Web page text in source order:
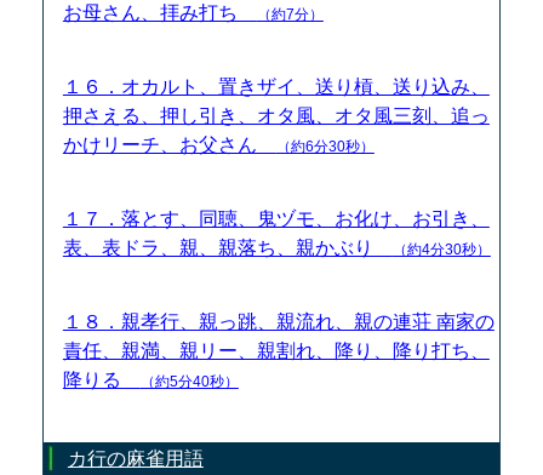
お母さん、拝み打ち
（約7分）
１６．オカルト、置きザイ、送り槓、送り込み、
押さえる、押し引き、オタ風、オタ風三刻、追っ
かけリーチ、お父さん
（約6分30秒）
１７．落とす、同聴、鬼ヅモ、お化け、お引き、
表、表ドラ、親、親落ち、親かぶり
（約4分30秒）
１８．親孝行、親っ跳、親流れ、親の連荘 南家の
責任、親満、親リー、親割れ、降り、降り打ち、
降りる
（約5分40秒）
カ行の麻雀用語